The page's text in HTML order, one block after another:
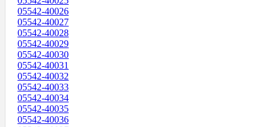
05542-40026
05542-40027
05542-40028
05542-40029
05542-40030
05542-40031
05542-40032
05542-40033
05542-40034
05542-40035
05542-40036